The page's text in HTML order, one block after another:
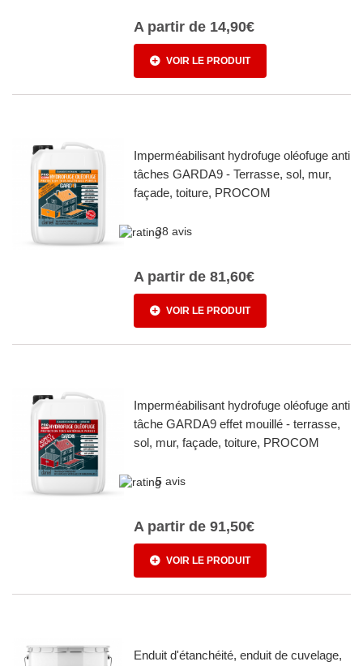
A partir de 14,90€
VOIR LE PRODUIT
Imperméabilisant hydrofuge oléofuge anti
tâches GARDA9 - Terrasse, sol, mur,
façade, toiture, PROCOM
38 avis
A partir de 81,60€
VOIR LE PRODUIT
Imperméabilisant hydrofuge oléofuge anti
tâche GARDA9 effet mouillé - terrasse,
sol, mur, façade, toiture, PROCOM
5 avis
A partir de 91,50€
VOIR LE PRODUIT
Enduit d'étanchéité, enduit de cuvelage,